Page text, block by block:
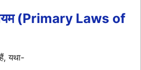
(Primary Laws of
यथा-